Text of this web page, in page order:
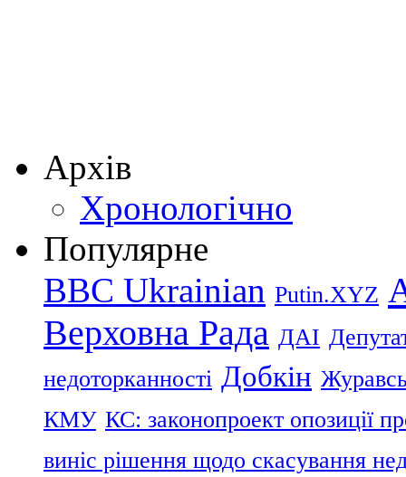
Архів
Хронологічно
Популярне
BBC Ukrainian Putin.XYZ
Верховна Рада ДАІ
недоторканності Добкін
КМУ КС: законопроект опозиції
виніс рішення щодо скасування